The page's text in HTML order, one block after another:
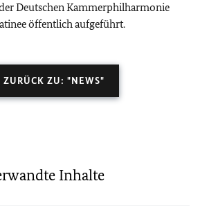
Deutschen Kammerphilharmonie
öffentlich aufgeführt.
ZURÜCK ZU: "NEWS"
Inhalte